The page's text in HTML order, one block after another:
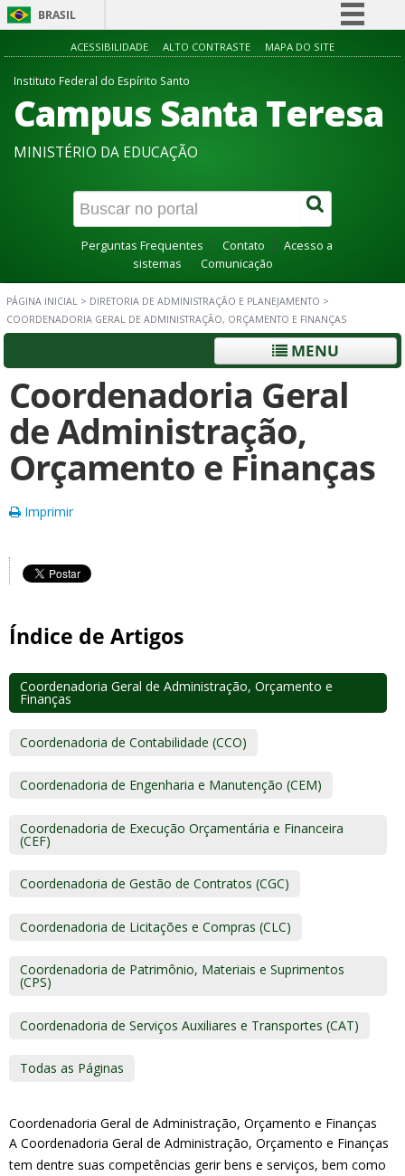
BRASIL
Simplifique!
Participe
Acesso à informação
Canais
ACESSIBILIDADE ALTO CONTRASTE MAPA DO SITE
Instituto Federal do Espírito Santo
Campus Santa Teresa
MINISTÉRIO DA EDUCAÇÃO
Perguntas Frequentes Contato
Acesso a
sistemas
Comunicação
PÁGINA INICIAL > DIRETORIA DE ADMINISTRAÇÃO E PLANEJAMENTO >
COORDENADORIA GERAL DE ADMINISTRAÇÃO, ORÇAMENTO E FINANÇAS
MENU
Coordenadoria Geral
de Administração,
Orçamento e Finanças
Imprimir
Índice de Artigos
Coordenadoria Geral de Administração, Orçamento e
Finanças
Coordenadoria de Contabilidade (CCO)
Coordenadoria de Engenharia e Manutenção (CEM)
Coordenadoria de Execução Orçamentária e Financeira
(CEF)
Coordenadoria de Gestão de Contratos (CGC)
Coordenadoria de Licitações e Compras (CLC)
Coordenadoria de Patrimônio, Materiais e Suprimentos
(CPS)
Coordenadoria de Serviços Auxiliares e Transportes (CAT)
Todas as Páginas
Coordenadoria Geral de Administração, Orçamento e Finanças
A Coordenadoria Geral de Administração, Orçamento e Finanças
tem dentre suas competências gerir bens e serviços, bem como